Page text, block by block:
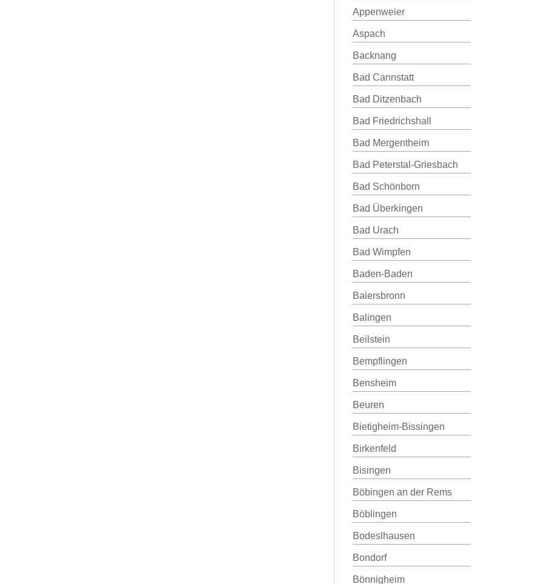
Appenweier
Aspach
Backnang
Bad Cannstatt
Bad Ditzenbach
Bad Friedrichshall
Bad Mergentheim
Bad Peterstal-Griesbach
Bad Schönborn
Bad Überkingen
Bad Urach
Bad Wimpfen
Baden-Baden
Baiersbronn
Balingen
Beilstein
Bempflingen
Bensheim
Beuren
Bietigheim-Bissingen
Birkenfeld
Bisingen
Böbingen an der Rems
Böblingen
Bodeslhausen
Bondorf
Bönnigheim